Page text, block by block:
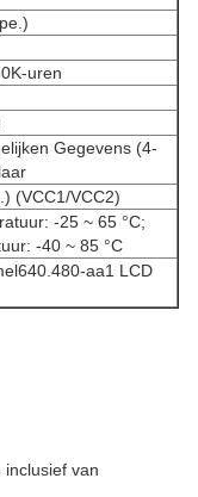
uren
Gegevens (4-
(VCC1/VCC2)
-25 ~ 65 °C;
-40 ~ 85 °C
aa1 LCD
van